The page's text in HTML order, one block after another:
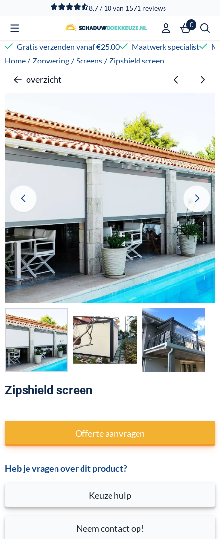
Cookievoorkeuren zijn beschikbaar. Kies instellingen of
8.7 / 10van 1571 reviews
0
Gratis verzenden vanaf €25,00 Maatwerk specialist
Home / Zonwering / Screens / Zipshield screen
overzicht
Zipshield screen
Offerte aanvragen
Heb je vragen over dit product?
Neem contact op!
Keuze hulp